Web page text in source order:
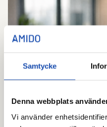
Samtycke
Denna webbplats
Vi använder
Amido utser Jesper
Commercial Officer